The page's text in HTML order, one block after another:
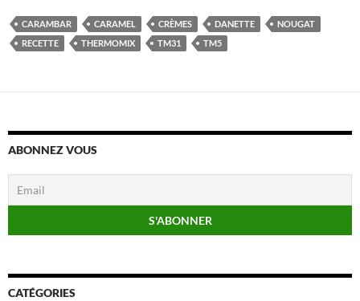
CARAMBAR CARAMEL CRÈMES DANETTE
NOUGAT
RECETTE
THERMOMIX TM31 TM5
ABONNEZ VOUS
CATÉGORIES